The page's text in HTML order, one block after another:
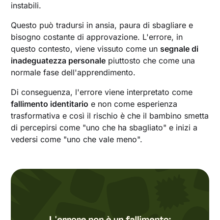
instabili.
Questo può tradursi in ansia, paura di sbagliare e
bisogno costante di approvazione. L'errore, in
questo contesto, viene vissuto come un segnale di
inadeguatezza personale piuttosto che come una
normale fase dell'apprendimento.
Di conseguenza, l'errore viene interpretato come
fallimento identitario e non come esperienza
trasformativa e così il rischio è che il bambino smetta
di percepirsi come "uno che ha sbagliato" e inizi a
vedersi come "uno che vale meno".